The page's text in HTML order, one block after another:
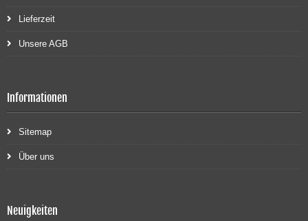
Lieferzeit
Unsere AGB
Informationen
Sitemap
Über uns
Neuigkeiten